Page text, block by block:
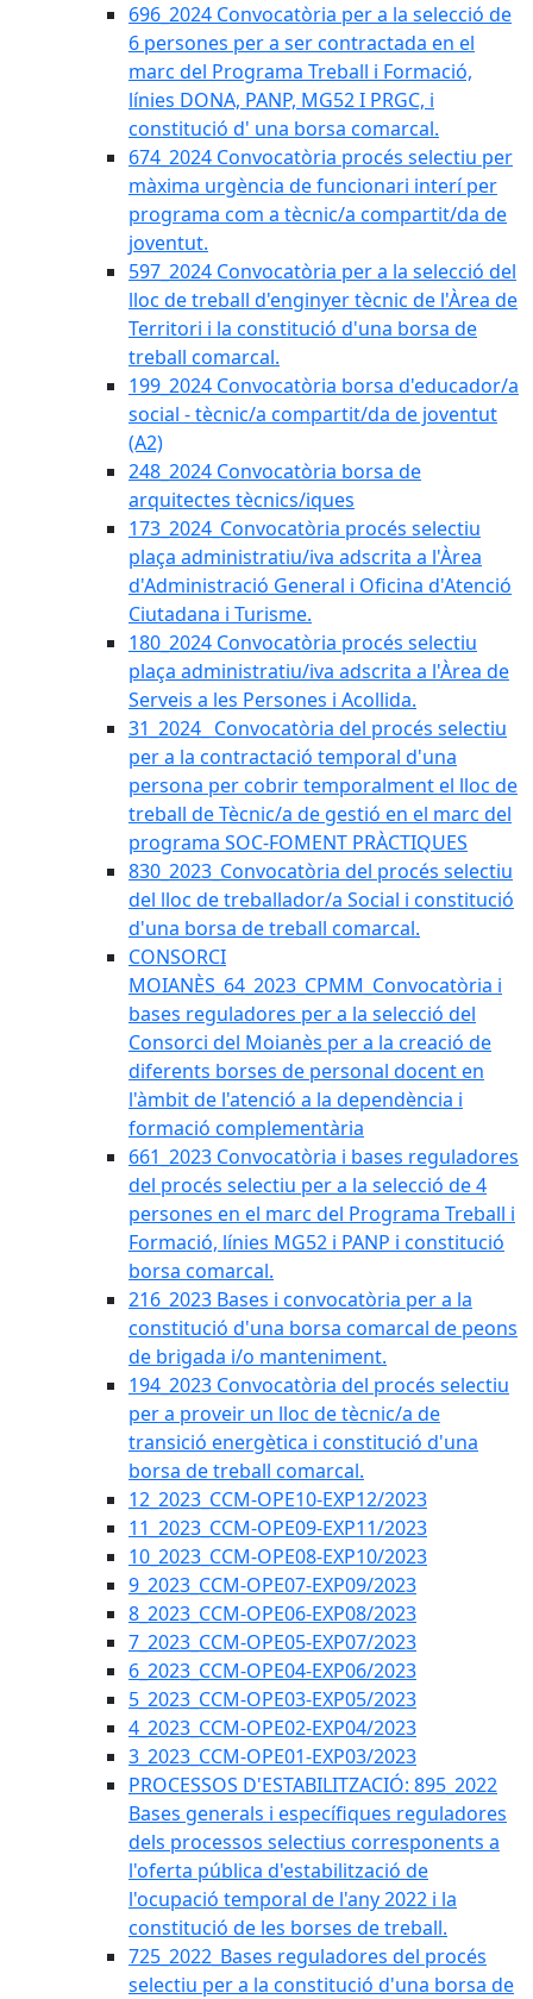
696_2024 Convocatòria per a la selecció de
6 persones per a ser contractada en el
marc del Programa Treball i Formació,
línies DONA, PANP, MG52 I PRGC, i
constitució d' una borsa comarcal.
674_2024 Convocatòria procés selectiu per
màxima urgència de funcionari interí per
programa com a tècnic/a compartit/da de
joventut.
597_2024 Convocatòria per a la selecció del
lloc de treball d'enginyer tècnic de l'Àrea de
Territori i la constitució d'una borsa de
treball comarcal.
199_2024 Convocatòria borsa d'educador/a
social - tècnic/a compartit/da de joventut
(A2)
248_2024 Convocatòria borsa de
arquitectes tècnics/iques
173_2024_Convocatòria procés selectiu
plaça administratiu/iva adscrita a l'Àrea
d'Administració General i Oficina d'Atenció
Ciutadana i Turisme.
180_2024 Convocatòria procés selectiu
plaça administratiu/iva adscrita a l'Àrea de
Serveis a les Persones i Acollida.
31_2024_ Convocatòria del procés selectiu
per a la contractació temporal d'una
persona per cobrir temporalment el lloc de
treball de Tècnic/a de gestió en el marc del
programa SOC-FOMENT PRÀCTIQUES
830_2023_Convocatòria del procés selectiu
del lloc de treballador/a Social i constitució
d'una borsa de treball comarcal.
CONSORCI
MOIANÈS_64_2023_CPMM_Convocatòria i
bases reguladores per a la selecció del
Consorci del Moianès per a la creació de
diferents borses de personal docent en
l'àmbit de l'atenció a la dependència i
formació complementària
661_2023 Convocatòria i bases reguladores
del procés selectiu per a la selecció de 4
persones en el marc del Programa Treball i
Formació, línies MG52 i PANP i constitució
borsa comarcal.
216_2023 Bases i convocatòria per a la
constitució d'una borsa comarcal de peons
de brigada i/o manteniment.
194_2023 Convocatòria del procés selectiu
per a proveir un lloc de tècnic/a de
transició energètica i constitució d'una
borsa de treball comarcal.
12_2023_CCM-OPE10-EXP12/2023
11_2023_CCM-OPE09-EXP11/2023
10_2023_CCM-OPE08-EXP10/2023
9_2023_CCM-OPE07-EXP09/2023
8_2023_CCM-OPE06-EXP08/2023
7_2023_CCM-OPE05-EXP07/2023
6_2023_CCM-OPE04-EXP06/2023
5_2023_CCM-OPE03-EXP05/2023
4_2023_CCM-OPE02-EXP04/2023
3_2023_CCM-OPE01-EXP03/2023
PROCESSOS D'ESTABILITZACIÓ: 895_2022
Bases generals i específiques reguladores
dels processos selectius corresponents a
l'oferta pública d'estabilització de
l'ocupació temporal de l'any 2022 i la
constitució de les borses de treball.
725_2022_Bases reguladores del procés
selectiu per a la constitució d'una borsa de